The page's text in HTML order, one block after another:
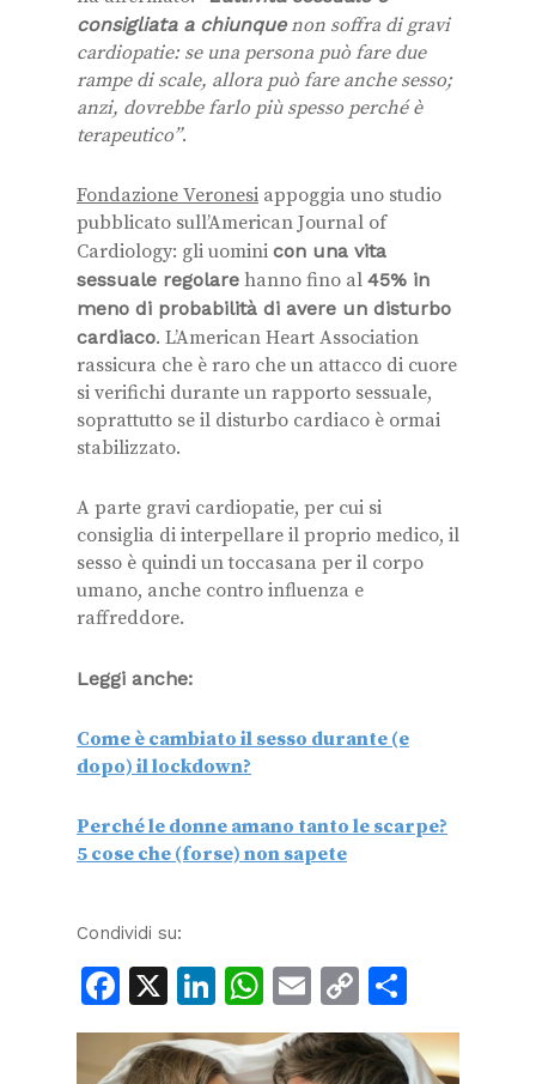
consigliata a chiunquenon soffra di gravi
cardiopatie: se una persona può fare due
rampe di scale, allora può fare anche sesso;
anzi, dovrebbe farlo più spesso perché è
terapeutico”.
Fondazione Veronesi appoggia uno studio
pubblicato sull’American Journal of
Cardiology: gli uomini con una vita
sessuale regolare hanno fino al 45% in
meno di probabilità di avere un disturbo
cardiaco. L’American Heart Association
rassicura che è raro che un attacco di cuore
si verifichi durante un rapporto sessuale,
soprattutto se il disturbo cardiaco è ormai
stabilizzato.
A parte gravi cardiopatie, per cui si
consiglia di interpellare il proprio medico, il
sesso è quindi un toccasana per il corpo
umano, anche contro influenza e
raffreddore.
Leggi anche:
Come è cambiato il sesso durante (e
dopo) il lockdown?
Perché le donne amano tanto le scarpe?
5 cose che (forse) non sapete
Condividi su:
Facebook
X LinkedIn
WhatsApp
Email
Copy
Link